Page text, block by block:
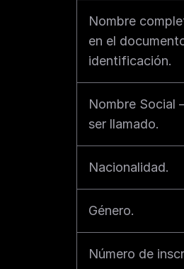
Nombre
en el
identificación.
Nombre Social
ser llamado.
Nacionalidad.
Género.
Número de